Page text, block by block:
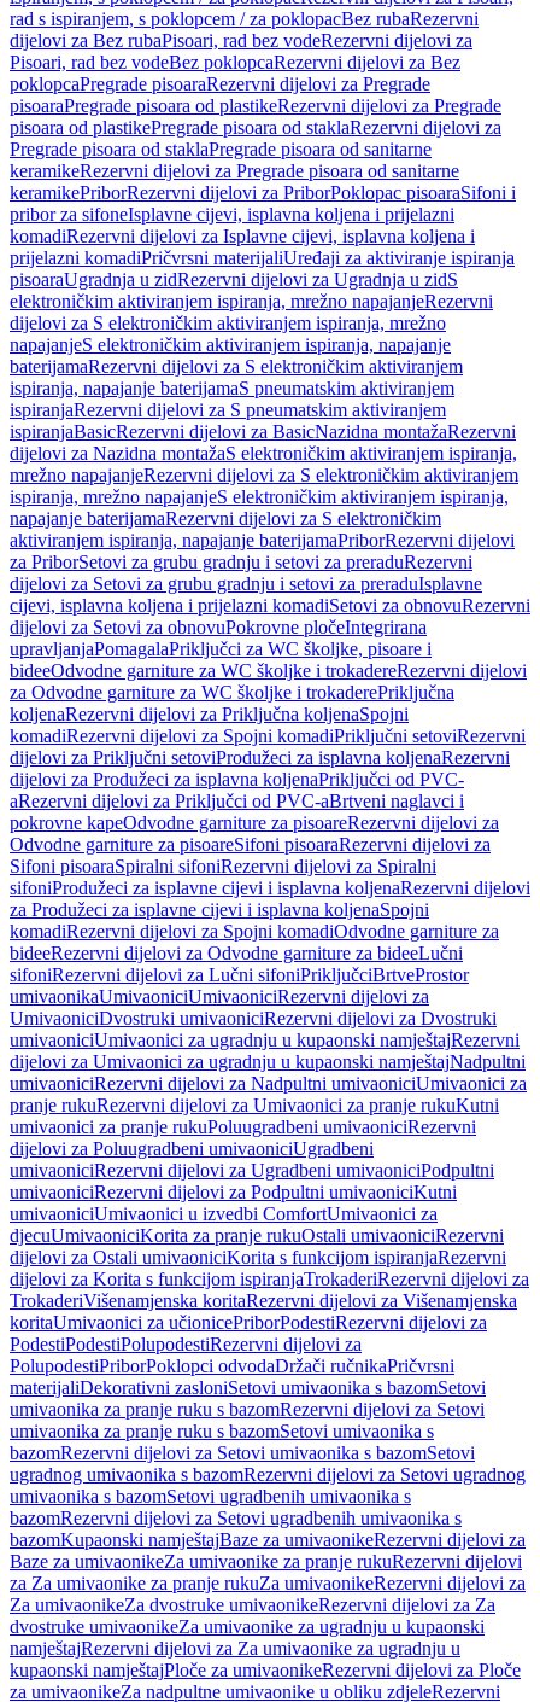
rad s ispiranjem, s poklopcem / za poklopacBez rubaRezervni
dijelovi za Bez rubaPisoari, rad bez vodeRezervni dijelovi za
Pisoari, rad bez vodeBez poklopcaRezervni dijelovi za Bez
poklopcaPregrade pisoaraRezervni dijelovi za Pregrade
pisoaraPregrade pisoara od plastikeRezervni dijelovi za Pregrade
pisoara od plastikePregrade pisoara od staklaRezervni dijelovi za
Pregrade pisoara od staklaPregrade pisoara od sanitarne
keramikeRezervni dijelovi za Pregrade pisoara od sanitarne
keramikePriborRezervni dijelovi za PriborPoklopac pisoaraSifoni i
pribor za sifoneIsplavne cijevi, isplavna koljena i prijelazni
komadiRezervni dijelovi za Isplavne cijevi, isplavna koljena i
prijelazni komadiPričvrsni materijaliUređaji za aktiviranje ispiranja
pisoaraUgradnja u zidRezervni dijelovi za Ugradnja u zidS
elektroničkim aktiviranjem ispiranja, mrežno napajanjeRezervni
dijelovi za S elektroničkim aktiviranjem ispiranja, mrežno
napajanjeS elektroničkim aktiviranjem ispiranja, napajanje
baterijamaRezervni dijelovi za S elektroničkim aktiviranjem
ispiranja, napajanje baterijamaS pneumatskim aktiviranjem
ispiranjaRezervni dijelovi za S pneumatskim aktiviranjem
ispiranjaBasicRezervni dijelovi za BasicNazidna montažaRezervni
dijelovi za Nazidna montažaS elektroničkim aktiviranjem ispiranja,
mrežno napajanjeRezervni dijelovi za S elektroničkim aktiviranjem
ispiranja, mrežno napajanjeS elektroničkim aktiviranjem ispiranja,
napajanje baterijamaRezervni dijelovi za S elektroničkim
aktiviranjem ispiranja, napajanje baterijamaPriborRezervni dijelovi
za PriborSetovi za grubu gradnju i setovi za preraduRezervni
dijelovi za Setovi za grubu gradnju i setovi za preraduIsplavne
cijevi, isplavna koljena i prijelazni komadiSetovi za obnovuRezervni
dijelovi za Setovi za obnovuPokrovne pločeIntegrirana
upravljanjaPomagalaPriključci za WC školjke, pisoare i
bideeOdvodne garniture za WC školjke i trokadereRezervni dijelovi
za Odvodne garniture za WC školjke i trokaderePriključna
koljenaRezervni dijelovi za Priključna koljenaSpojni
komadiRezervni dijelovi za Spojni komadiPriključni setoviRezervni
dijelovi za Priključni setoviProdužeci za isplavna koljenaRezervni
dijelovi za Produžeci za isplavna koljenaPriključci od PVC-
aRezervni dijelovi za Priključci od PVC-aBrtveni naglavci i
pokrovne kapeOdvodne garniture za pisoareRezervni dijelovi za
Odvodne garniture za pisoareSifoni pisoaraRezervni dijelovi za
Sifoni pisoaraSpiralni sifoniRezervni dijelovi za Spiralni
sifoniProdužeci za isplavne cijevi i isplavna koljenaRezervni dijelovi
za Produžeci za isplavne cijevi i isplavna koljenaSpojni
komadiRezervni dijelovi za Spojni komadiOdvodne garniture za
bideeRezervni dijelovi za Odvodne garniture za bideeLučni
sifoniRezervni dijelovi za Lučni sifoniPriključciBrtveProstor
umivaonikaUmivaoniciUmivaoniciRezervni dijelovi za
UmivaoniciDvostruki umivaoniciRezervni dijelovi za Dvostruki
umivaoniciUmivaonici za ugradnju u kupaonski namještajRezervni
dijelovi za Umivaonici za ugradnju u kupaonski namještajNadpultni
umivaoniciRezervni dijelovi za Nadpultni umivaoniciUmivaonici za
pranje rukuRezervni dijelovi za Umivaonici za pranje rukuKutni
umivaonici za pranje rukuPoluugradbeni umivaoniciRezervni
dijelovi za Poluugradbeni umivaoniciUgradbeni
umivaoniciRezervni dijelovi za Ugradbeni umivaoniciPodpultni
umivaoniciRezervni dijelovi za Podpultni umivaoniciKutni
umivaoniciUmivaonici u izvedbi ComfortUmivaonici za
djecuUmivaoniciKorita za pranje rukuOstali umivaoniciRezervni
dijelovi za Ostali umivaoniciKorita s funkcijom ispiranjaRezervni
dijelovi za Korita s funkcijom ispiranjaTrokaderiRezervni dijelovi za
TrokaderiVišenamjenska koritaRezervni dijelovi za Višenamjenska
koritaUmivaonici za učionicePriborPodestiRezervni dijelovi za
PodestiPodestiPolupodestiRezervni dijelovi za
PolupodestiPriborPoklopci odvodaDržači ručnikaPričvrsni
materijaliDekorativni zasloniSetovi umivaonika s bazomSetovi
umivaonika za pranje ruku s bazomRezervni dijelovi za Setovi
umivaonika za pranje ruku s bazomSetovi umivaonika s
bazomRezervni dijelovi za Setovi umivaonika s bazomSetovi
ugradnog umivaonika s bazomRezervni dijelovi za Setovi ugradnog
umivaonika s bazomSetovi ugradbenih umivaonika s
bazomRezervni dijelovi za Setovi ugradbenih umivaonika s
bazomKupaonski namještajBaze za umivaonikeRezervni dijelovi za
Baze za umivaonikeZa umivaonike za pranje rukuRezervni dijelovi
za Za umivaonike za pranje rukuZa umivaonikeRezervni dijelovi za
Za umivaonikeZa dvostruke umivaonikeRezervni dijelovi za Za
dvostruke umivaonikeZa umivaonike za ugradnju u kupaonski
namještajRezervni dijelovi za Za umivaonike za ugradnju u
kupaonski namještajPloče za umivaonikeRezervni dijelovi za Ploče
za umivaonikeZa nadpultne umivaonike u obliku zdjeleRezervni